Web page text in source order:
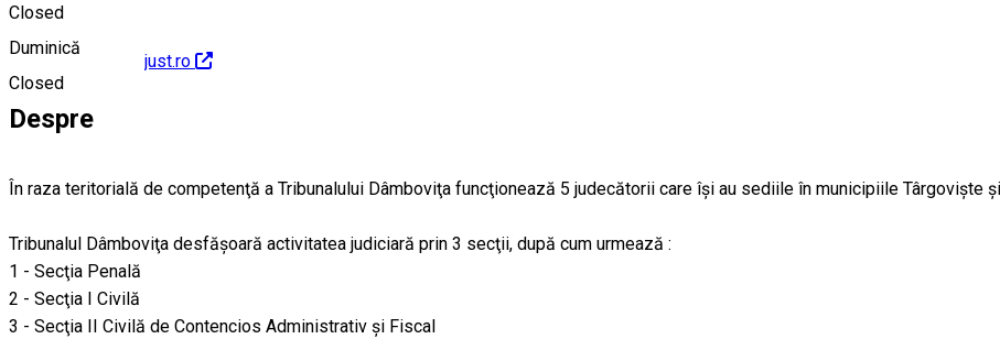
Closed
Duminică
Closed
http://www.portal.just.ro
Despre
În raza teritorială de competenţă a Tribunalului Dâmboviţa funcţionează 5 judecătorii care îşi au sediile în municipiile Târgovişte
Tribunalul Dâmboviţa desfăşoară activitatea judiciară prin 3 secţii, după cum urmează :
1 - Secţia Penală
2 - Secţia I Civilă
3 - Secţia II Civilă de Contencios Administrativ şi Fiscal